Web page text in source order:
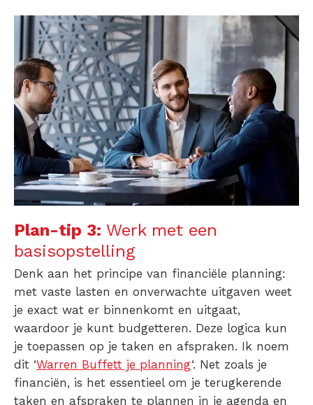
Plan-tip 3: Werk met een
basisopstelling
Denk aan het principe van financiële planning:
met vaste lasten en onverwachte uitgaven weet
je exact wat er binnenkomt en uitgaat,
waardoor je kunt budgetteren. Deze logica kun
je toepassen op je taken en afspraken. Ik noem
dit ‘Warren Buffett je planning‘. Net zoals je
financiën, is het essentieel om je terugkerende
taken en afspraken te plannen in je agenda en